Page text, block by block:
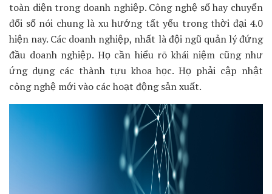
toàn diện trong doanh nghiệp. Công nghệ số hay chuyển
đổi số nói chung là xu hướng tất yếu trong thời đại 4.0
hiện nay. Các doanh nghiệp, nhất là đội ngũ quản lý đứng
đầu doanh nghiệp. Họ cần hiểu rõ khái niệm cũng như
ứng dụng các thành tựu khoa học. Họ phải cập nhật
công nghệ mới vào các hoạt động sản xuất.